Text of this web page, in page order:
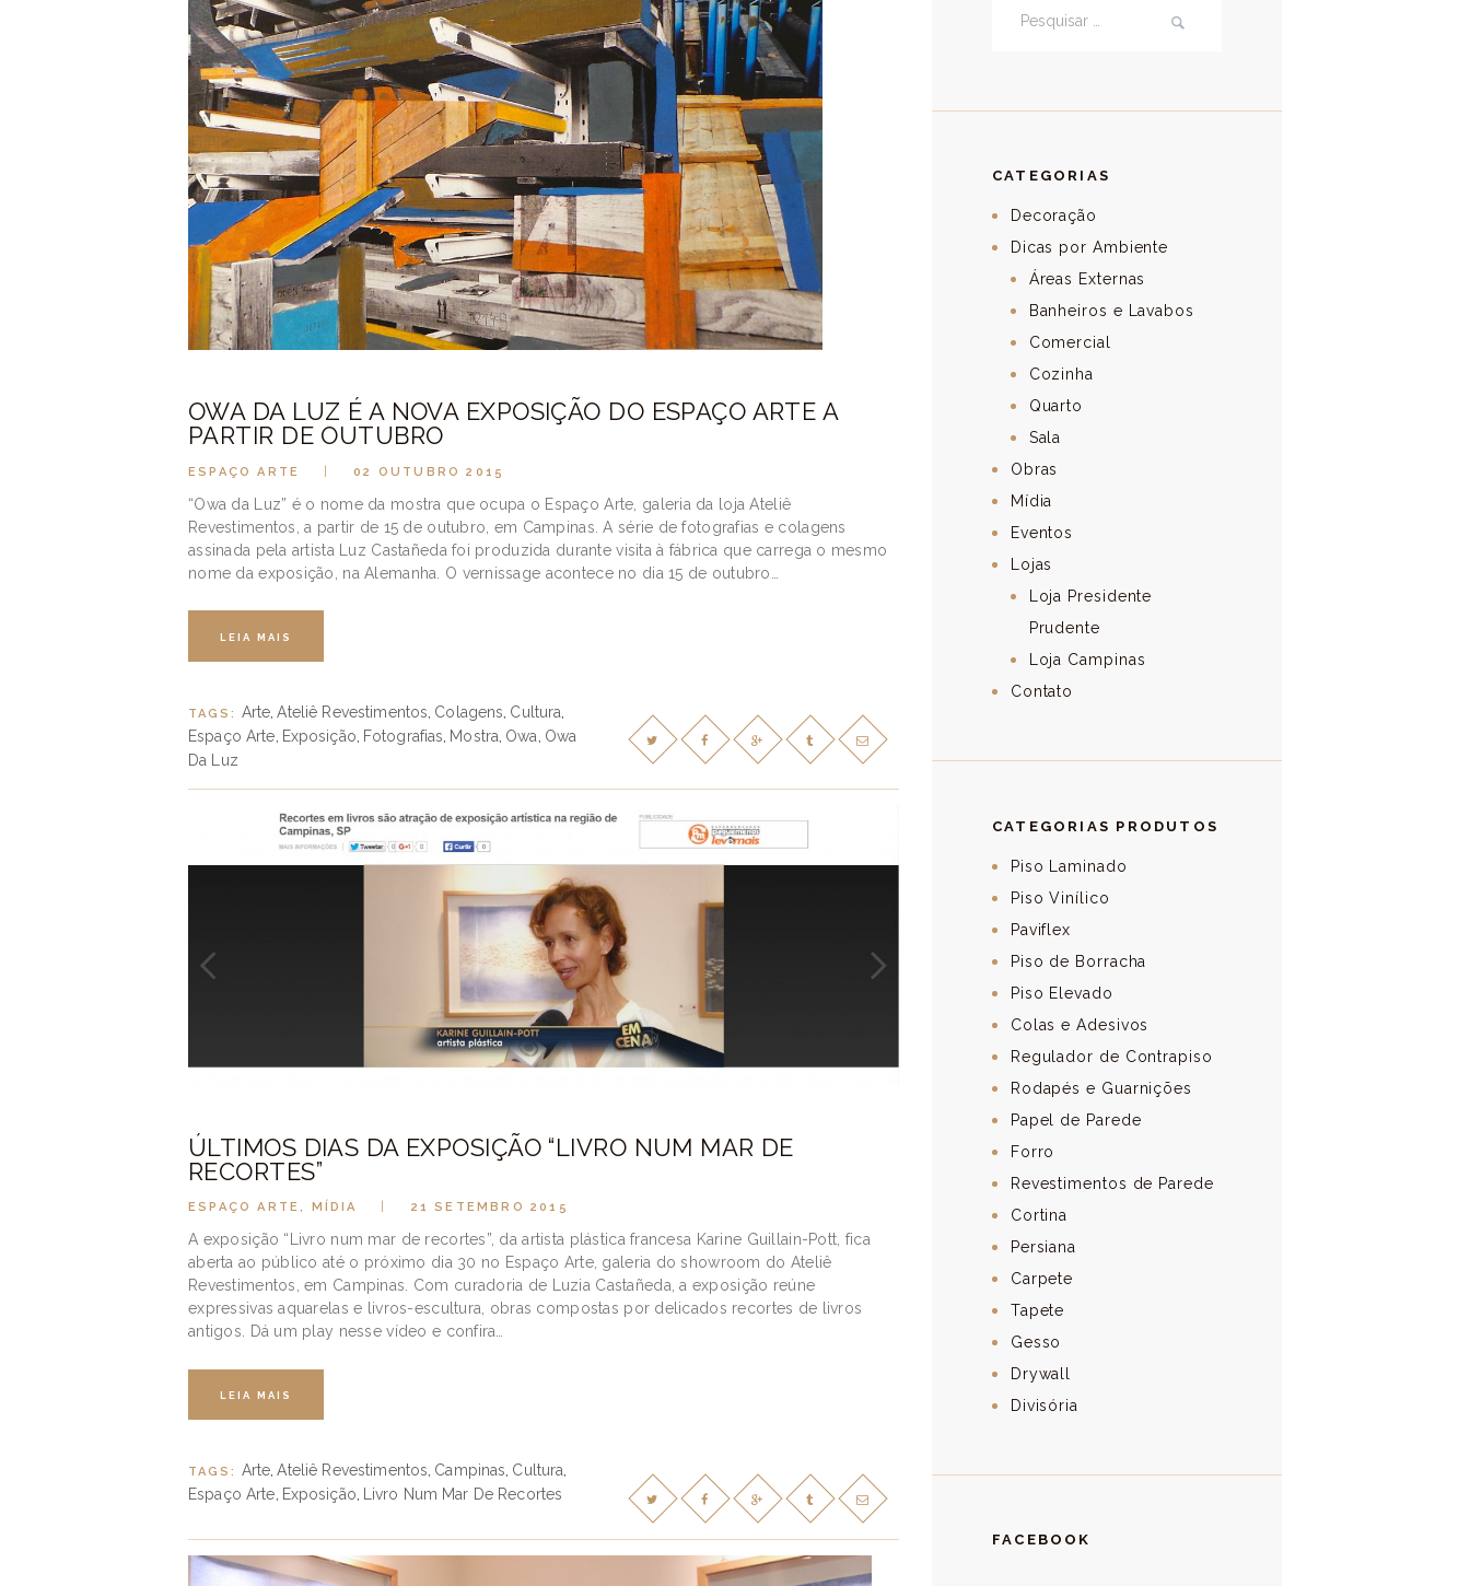
OWA DA LUZ É A NOVA EXPOSIÇÃO DO ESPAÇO ARTE A
PARTIR DE OUTUBRO
ESPAÇO ARTE 02 OUTUBRO 2015
“Owa da Luz” é o nome da mostra que ocupa o Espaço Arte, galeria da loja Ateliê
Revestimentos, a partir de 15 de outubro, em Campinas. A série de fotografias e colagens
assinada pela artista Luz Castañeda foi produzida durante visita à fábrica que carrega o mesmo
nome da exposição, na Alemanha. O vernissage acontece no dia 15 de outubro…
LEIA MAIS
TAGS: Arte,Ateliê Revestimentos, Colagens, Cultura,
Espaço Arte, Exposição, Fotografias, Mostra, Owa, Owa
Da Luz
ÚLTIMOS DIAS DA EXPOSIÇÃO “LIVRO NUM MAR DE
RECORTES”
ESPAÇO ARTE, MÍDIA 21 SETEMBRO 2015
A exposição “Livro num mar de recortes”, da artista plástica francesa Karine Guillain-Pott, fica
aberta ao público até o próximo dia 30 no Espaço Arte, galeria do showroom do Ateliê
Revestimentos, em Campinas. Com curadoria de Luzia Castañeda, a exposição reúne
expressivas aquarelas e livros-escultura, obras compostas por delicados recortes de livros
antigos. Dá um play nesse vídeo e confira…
LEIA MAIS
TAGS: Arte,Ateliê Revestimentos, Campinas, Cultura,
Espaço Arte, Exposição, Livro Num Mar De Recortes
CATEGORIAS
Decoração
Dicas por Ambiente
Áreas Externas
Banheiros e Lavabos
Comercial
Cozinha
Quarto
Sala
Obras
Mídia
Eventos
Lojas
Loja Presidente
Prudente
Loja Campinas
Contato
CATEGORIAS PRODUTOS
Piso Laminado
Piso Vinílico
Paviflex
Piso de Borracha
Piso Elevado
Colas e Adesivos
Regulador de Contrapiso
Rodapés e Guarnições
Papel de Parede
Forro
Revestimentos de Parede
Cortina
Persiana
Carpete
Tapete
Gesso
Drywall
Divisória
FACEBOOK